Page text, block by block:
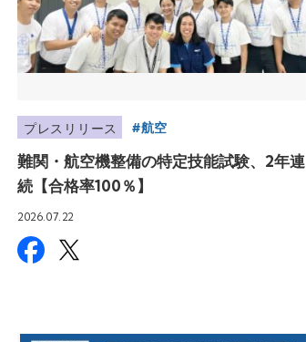
プレスリリース 航空
難関・航空機整備の特定技能試験、2年連
続【合格率100％】
2026.07.22